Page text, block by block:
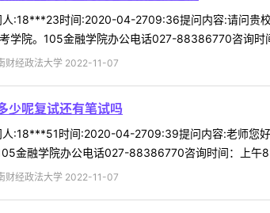
:18***23时间:2020-04-2709:36提问内容:请问贵
学院。105金融学院办公电话027-88386770咨询
财经政法大学 2022-11-07
少呢复试还有笔试吗
:18***51时间:2020-04-2709:39提问内容:老师您
金融学院办公电话027-88386770咨询时间：上午
财经政法大学 2022-11-07